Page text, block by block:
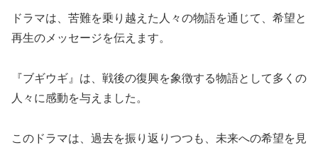
ドラマは、苦難を乗り越えた人々の物語を通じて、希望と
再生のメッセージを伝えます。
『ブギウギ』は、戦後の復興を象徴する物語として多くの
人々に感動を与えました。
このドラマは、過去を振り返りつつも、未来への希望を見